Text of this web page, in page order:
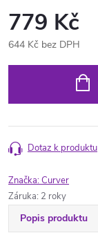
779 Kč
644 Kč bez DPH
Dotaz k produktu
Značka:Curver
Záruka: 2 roky
Popis produktu